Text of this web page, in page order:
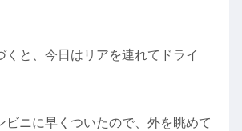
くと、今日はリアを連れてドライ
ビニに早くついたので、外を眺めて